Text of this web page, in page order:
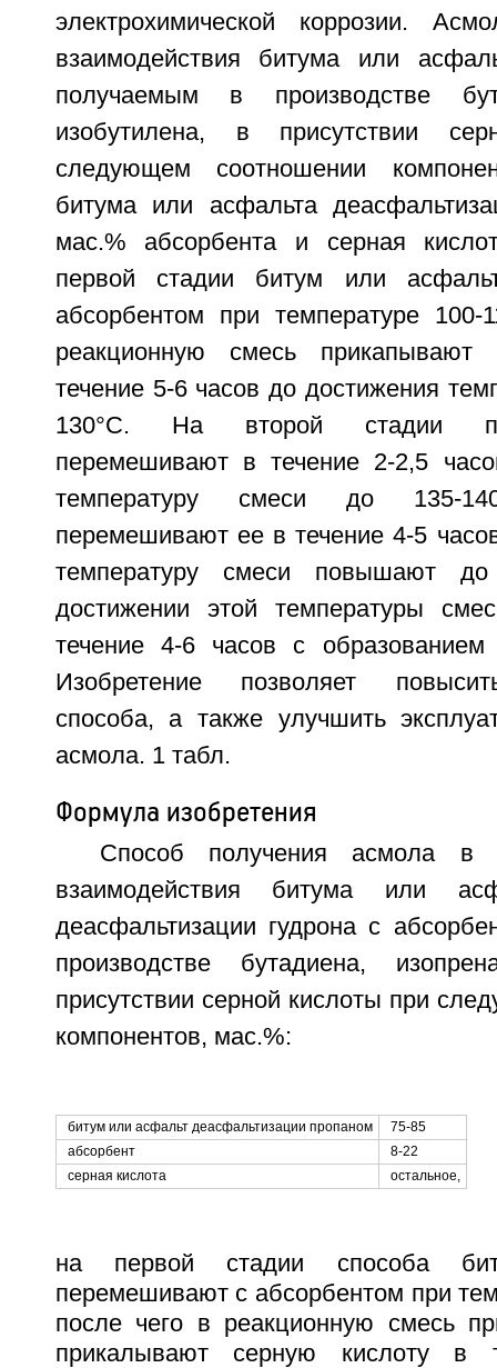
электрохимической коррозии.
взаимодействия битума или
получаемым в производстве
изобутилена, в присутствии
следующем соотношении
битума или асфальта
мас.% абсорбента и серная
первой стадии битум или
абсорбентом при температуре
реакционную смесь
течение 5-6 часов до достижения
130°С. На второй стадии
перемешивают в течение 2-2,5
температуру смеси до 135-
перемешивают ее в течение 4-5
температуру смеси повышают
достижении этой температуры
течение 4-6 часов с образованием
Изобретение позволяет
способа, а также улучшить
асмола. 1 табл.
Формула изобретения
Способ получения асмола в
взаимодействия битума или
деасфальтизации гудрона с
производстве бутадиена,
присутствии серной кислоты при
компонентов, мас.%:
битум или асфальт деасфальтизации пропаном
75-85
абсорбент
8-22
серная кислота
остальное,
на первой стадии способа
перемешивают с абсорбентом при
после чего в реакционную смесь
прикалывают серную кислоту